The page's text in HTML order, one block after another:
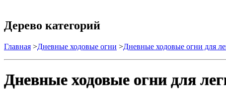
Дерево категорий
Главная >Дневные ходовые огни >Дневные ходовые огни для
Дневные ходовые огни для